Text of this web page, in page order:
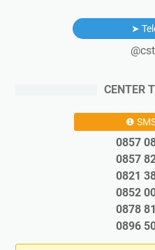
➤
CENTER
❶
0857
0857
0821
0852
0878
0896